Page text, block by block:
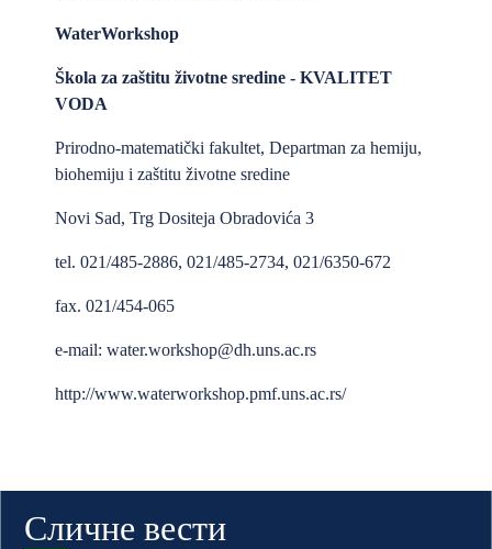
WaterWorkshop
Škola za zaštitu životne sredine - KVALITET
VODA
Prirodno-matematički fakultet, Departman za hemiju,
biohemiju i zaštitu životne sredine
Novi Sad, Trg Dositeja Obradovića 3
tel. 021/485-2886, 021/485-2734, 021/6350-672
fax. 021/454-065
e-mail: water.workshop@dh.uns.ac.rs
http://www.waterworkshop.pmf.uns.ac.rs/
Сличне вести